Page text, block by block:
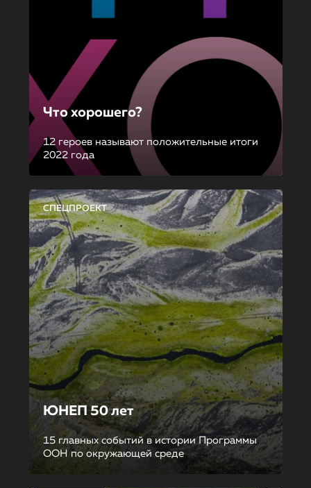
Что хорошего?
12 героев называют положительные итоги
2022 года
СПЕЦПРОЕКТ
ЮНЕП 50 лет
15 главных событий в истории Программы
ООН по окружающей среде